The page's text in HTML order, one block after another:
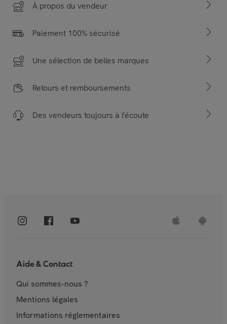
À propos du vendeur
Paiement 100% sécurisé
Une sélection de belles marques
Retours et remboursements
Des vendeurs toujours à l’écoute
Aide & Contact
Qui sommes-nous ?
Mentions légales
Informations réglementaires